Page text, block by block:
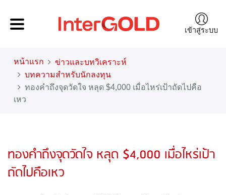
เข้าสู่ระบบ
หน้าแรก
ข่าวและบทวิเคราะห์
บทความสำหรับนักลงทุน
ทองคำถึงจุดวัดใจ หลุด $4,000 เมื่อไหร่เป้าถัดไปคือ
เหว
ทองคำถึงจุดวัดใจ หลุด $4,000 เมื่อไหร่เป้า
ถัดไปคือเหว